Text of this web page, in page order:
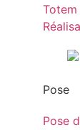
Totem
Pose
Pose